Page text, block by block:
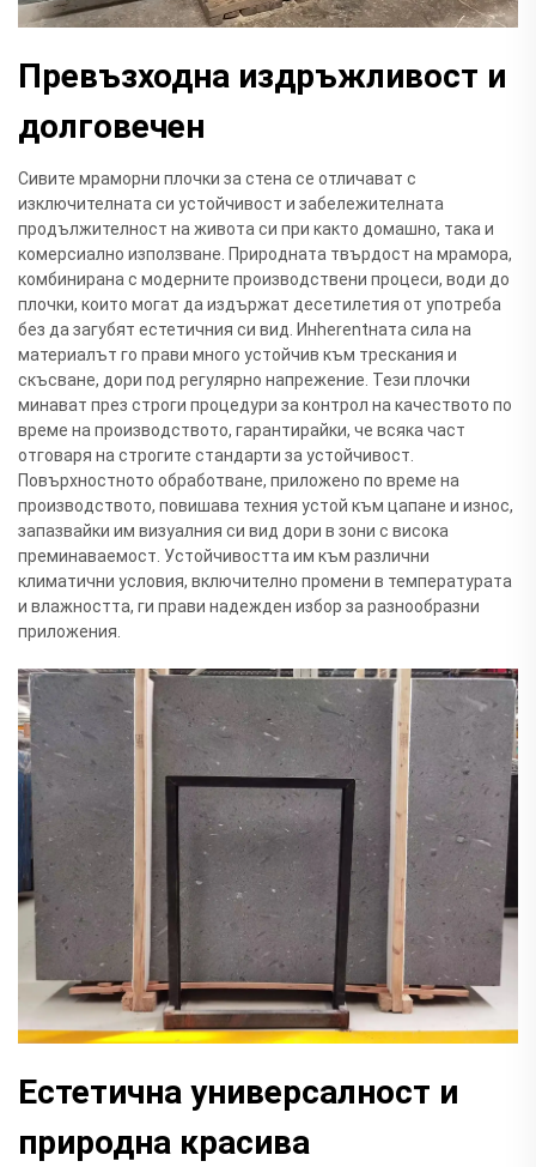
Превъзходна издръжливост и
долговечен
Сивите мраморни плочки за стена се отличават с
изключителната си устойчивост и забележителната
продължителност на живота си при както домашно, така и
комерсиално използване. Природната твърдост на мрамора,
комбинирана с модерните производствени процеси, води до
плочки, които могат да издържат десетилетия от употреба
без да загубят естетичния си вид. Инherentната сила на
материалът го прави много устойчив към трескания и
скъсване, дори под регулярно напрежение. Тези плочки
минават през строги процедури за контрол на качеството по
време на производството, гарантирайки, че всяка част
отговаря на строгите стандарти за устойчивост.
Повърхностното обработване, приложено по време на
производството, повишава техния устой към цапане и износ,
запазвайки им визуалния си вид дори в зони с висока
преминаваемост. Устойчивостта им към различни
климатични условия, включително промени в температурата
и влажността, ги прави надежден избор за разнообразни
приложения.
Естетична универсалност и
природна красива